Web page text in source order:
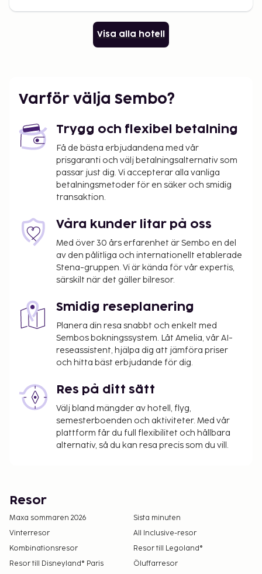
Visa alla hotell
Varför välja Sembo?
Trygg och flexibel betalning
Få de bästa erbjudandena med vår
prisgaranti och välj betalningsalternativ som
passar just dig. Vi accepterar alla vanliga
betalningsmetoder för en säker och smidig
transaktion.
Våra kunder litar på oss
Med över 30 års erfarenhet är Sembo en del
av den pålitliga och internationellt etablerade
Stena-gruppen. Vi är kända för vår expertis,
särskilt när det gäller bilresor.
Smidig reseplanering
Planera din resa snabbt och enkelt med
Sembos bokningssystem. Låt Amelia, vår AI-
reseassistent, hjälpa dig att jämföra priser
och hitta bäst erbjudande för dig.
Res på ditt sätt
Välj bland mängder av hotell, flyg,
semesterboenden och aktiviteter. Med vår
plattform får du full flexibilitet och hållbara
alternativ, så du kan resa precis som du vill.
Resor
Maxa sommaren 2026
Sista minuten
Vinterresor
All Inclusive-resor
Kombinationsresor
Resor till Legoland®
Resor till Disneyland® Paris
Öluffarresor